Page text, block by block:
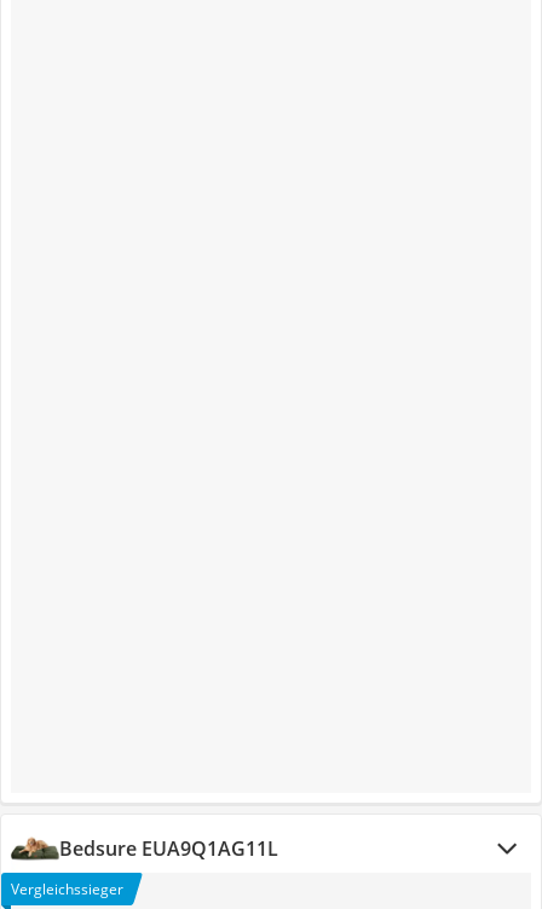
Bedsure EUA9Q1AG11L
Vergleichssieger